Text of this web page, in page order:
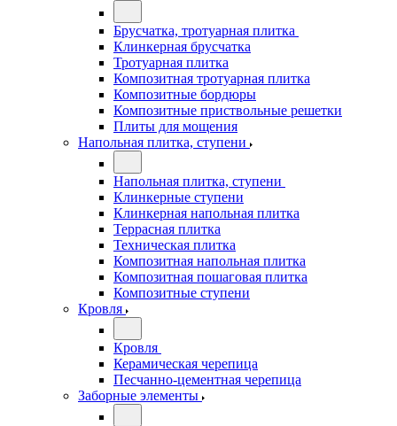
Брусчатка, тротуарная плитка
Клинкерная брусчатка
Тротуарная плитка
Композитная тротуарная плитка
Композитные бордюры
Композитные приствольные решетки
Плиты для мощения
Напольная плитка, ступени
Напольная плитка, ступени
Клинкерные ступени
Клинкерная напольная плитка
Террасная плитка
Техническая плитка
Композитная напольная плитка
Композитная пошаговая плитка
Композитные ступени
Кровля
Кровля
Керамическая черепица
Песчанно-цементная черепица
Заборные элементы